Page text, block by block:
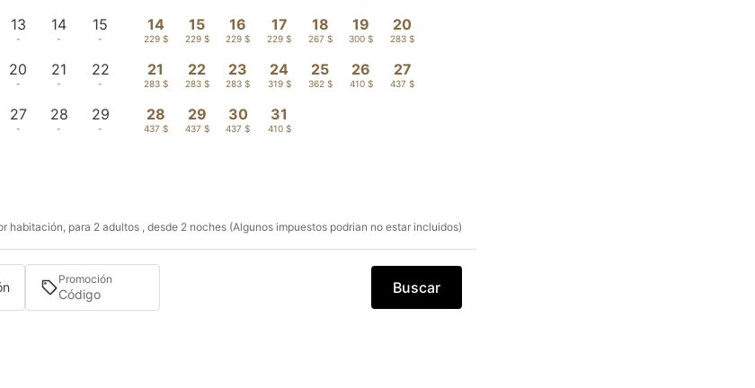
13
-
14
-
15
-
20
-
21
-
22
-
27
-
28
-
29
-
14
229 $
15
229 $
16
229 $
17
229 $
18
267 $
19
300 $
20
283 $
21
283 $
22
283 $
23
283 $
24
319 $
25
362 $
26
410 $
27
437 $
28
437 $
29
437 $
30
437 $
31
410 $
habitación, para 2 adultos , desde 2 noches (Algunos impuestos podrian no estar incluidos)
Promoción Buscar